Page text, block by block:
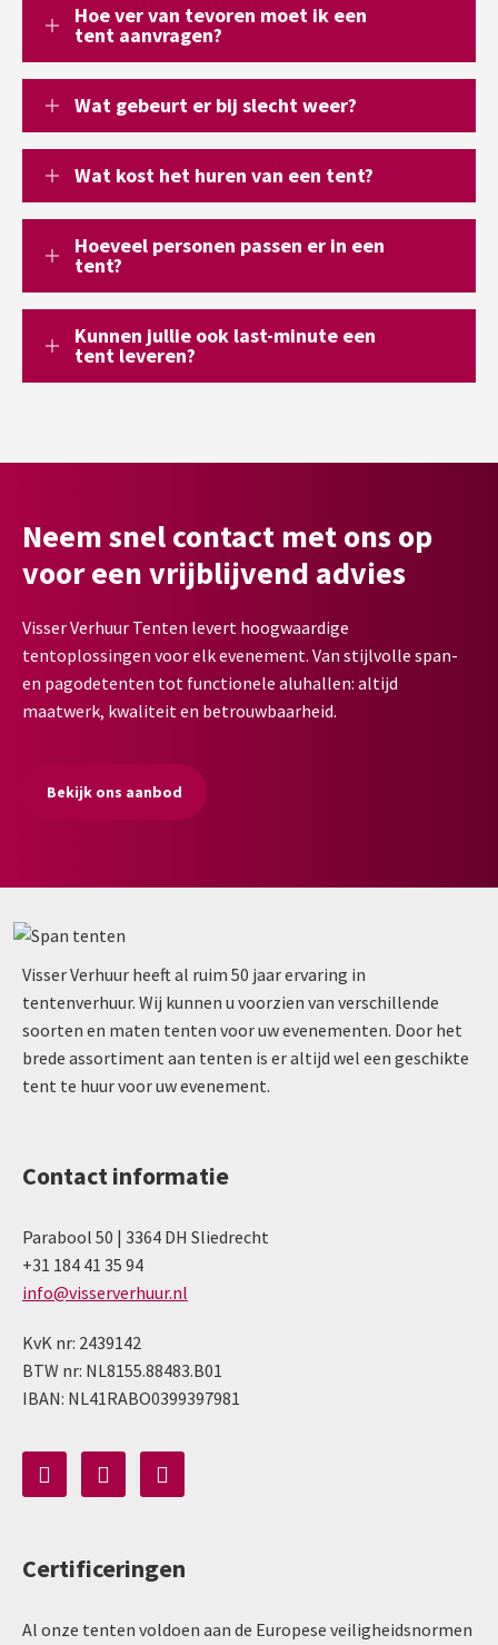
Hoe ver van tevoren moet ik een
tent aanvragen?
Wat gebeurt er bij slecht weer?
Wat kost het huren van een tent?
Hoeveel personen passen er in een
tent?
Kunnen jullie ook last-minute een
tent leveren?
Neem snel contact met ons op
voor een vrijblijvend advies
Visser Verhuur Tenten levert hoogwaardige
tentoplossingen voor elk evenement. Van stijlvolle span-
en pagodetenten tot functionele aluhallen: altijd
maatwerk, kwaliteit en betrouwbaarheid.
Bekijk ons aanbod
Visser Verhuur heeft al ruim 50 jaar ervaring in
tentenverhuur. Wij kunnen u voorzien van verschillende
soorten en maten tenten voor uw evenementen. Door het
brede assortiment aan tenten is er altijd wel een geschikte
tent te huur voor uw evenement.
Contact informatie
Parabool 50 | 3364 DH Sliedrecht
+31 184 41 35 94
info@visserverhuur.nl
KvK nr: 2439142
BTW nr: NL8155.88483.B01
IBAN: NL41RABO0399397981
Certificeringen
Al onze tenten voldoen aan de Europese veiligheidsnormen